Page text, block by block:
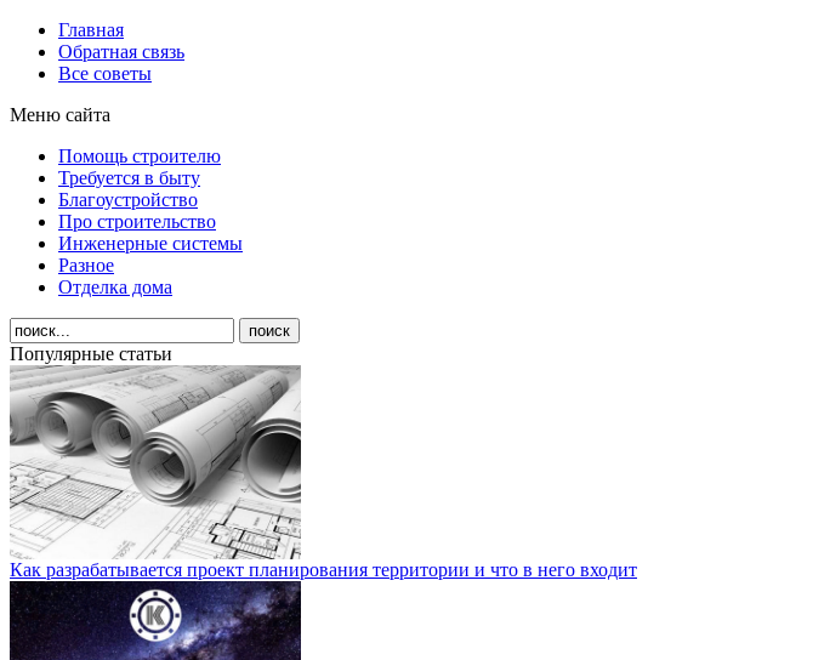
Главная
Обратная связь
Все советы
Меню сайта
Помощь строителю
Требуется в быту
Благоустройство
Про строительство
Инженерные системы
Разное
Отделка дома
Популярные статьи
Как разрабатывается проект планирования территории и что в него входит